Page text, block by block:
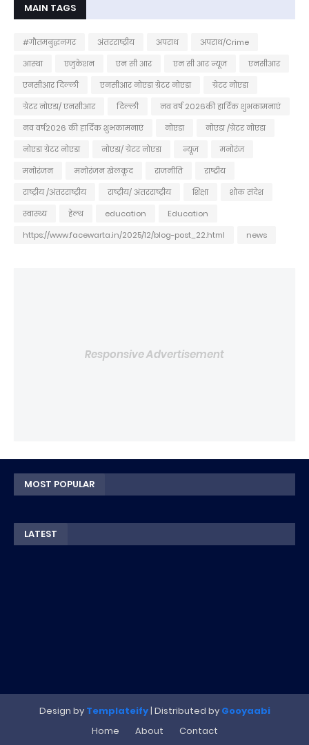
MAIN TAGS
#गौतमबुद्धनगर अंतरराष्ट्रीय अपराध
अपराध/Crime
आस्था
एजुकेशन एन सी आर एन सी आर न्यूज
एनसीआर
एनसीआर दिल्ली
एनसीआर नोएडा ग्रेटर नोएडा
ग्रेटर नोएडा
ग्रेटर नोएडा/ एनसीआर
दिल्ली
नव वर्ष 2026की हार्दिक शुभकामनाएं
नव वर्ष2026 की हार्दिक शुभकामनाएं
नोएडा
नोएडा /ग्रेटर नोएडा
नोएडा ग्रेटर नोएडा
नोएडा/ ग्रेटर नोएडा न्यूज
मनोरंज
मनोरंजन
मनोरंजन खेलकूद राजनीति
राष्ट्रीय
राष्ट्रीय /अंतरराष्ट्रीय
राष्ट्रीय/ अंतरराष्ट्रीय शिक्षा
शोक संदेश
स्वास्थ्य
हेल्थ education
Education
https://www.facewarta.in/2025/12/blog-post_22.html
news
Responsive Advertisement
MOST POPULAR
LATEST
Design by Templateify| Distributed by Gooyaabi
Home
About Contact